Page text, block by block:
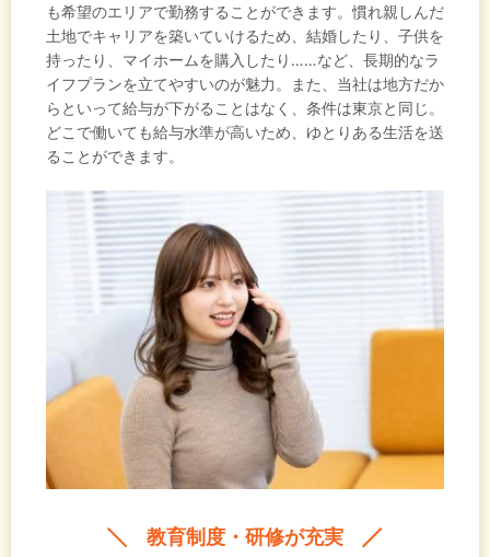
も希望のエリアで勤務することができます。慣れ親しんだ
土地でキャリアを築いていけるため、結婚したり、子供を
持ったり、マイホームを購入したり……など、長期的なラ
イフプランを立てやすいのが魅力。また、当社は地方だか
らといって給与が下がることはなく、条件は東京と同じ。
どこで働いても給与水準が高いため、ゆとりある生活を送
ることができます。
教育制度・研修が充実